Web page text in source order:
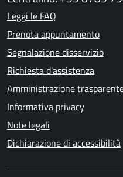
Leggi le FAQ
Prenota appuntamento
Segnalazione disservizio
Richiesta d'assistenza
Amministrazione
Informativa privacy
Note legali
Dichiarazione di accessibilità